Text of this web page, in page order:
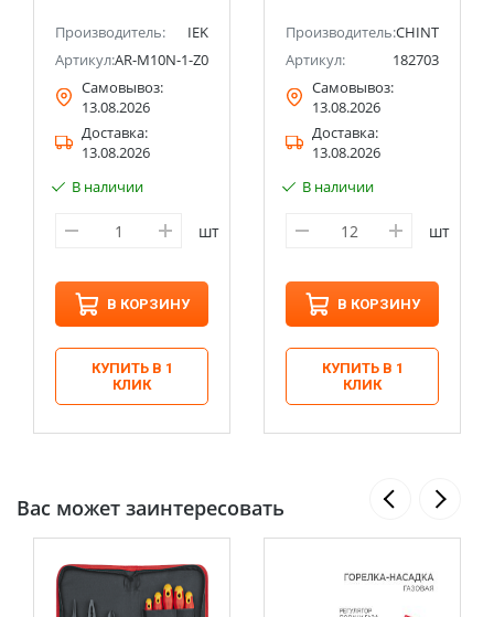
Производитель:
IEK
Артикул:AR-M10N-1-Z001
Самовывоз:
13.08.2026
Доставка:
13.08.2026
В наличии
шт
В КОРЗИНУ
КУПИТЬ В 1
КЛИК
Производитель:CHINT
Артикул:
182703
Самовывоз:
13.08.2026
Доставка:
13.08.2026
В наличии
шт
В КОРЗИНУ
КУПИТЬ В 1
КЛИК
Вас может заинтересовать